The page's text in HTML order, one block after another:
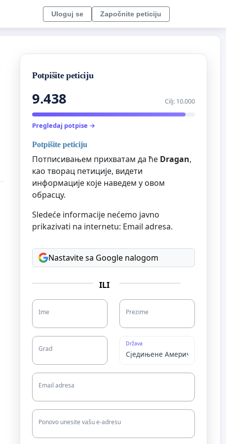
Uloguj se Započnite peticiju
Potpišite peticiju
9.438 Cilj: 10.000
Pregledaj potpise →
Potpišite peticiju
Потписивањем прихватам да ће Dragan,
као творац петиције, видети
информације које наведем у овом
обрасцу.
Sledeće informacije nećemo javno
prikazivati na internetu: Email adresa.
Nastavite sa Google nalogom
ILI
Ime Prezime
Grad
Država
Email adresa
Ponovo unesite vašu e-adresu